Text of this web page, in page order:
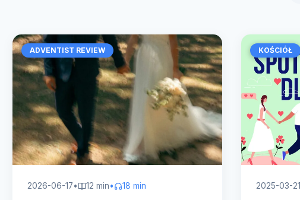
ADVENTIST REVIEW
2026-06-17• 12 min• 18 min
KOŚCIÓŁ
2025-03-21